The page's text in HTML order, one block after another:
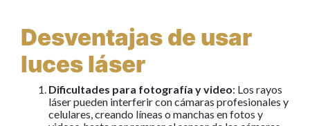
Desventajas de usar
luces láser
Dificultades para fotografía y video: Los rayos
láser pueden interferir con cámaras profesionales y
celulares, creando líneas o manchas en fotos y